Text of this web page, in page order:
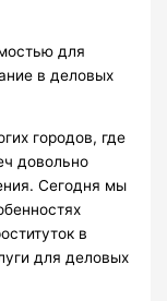
для
в деловых
городов, где
довольно
Сегодня мы
в
для деловых